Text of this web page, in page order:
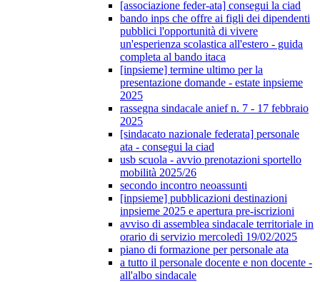
[associazione feder-ata] consegui la ciad
bando inps che offre ai figli dei dipendenti
pubblici l'opportunità di vivere
un'esperienza scolastica all'estero - guida
completa al bando itaca
[inpsieme] termine ultimo per la
presentazione domande - estate inpsieme
2025
rassegna sindacale anief n. 7 - 17 febbraio
2025
[sindacato nazionale federata] personale
ata - consegui la ciad
usb scuola - avvio prenotazioni sportello
mobilità 2025/26
secondo incontro neoassunti
[inpsieme] pubblicazioni destinazioni
inpsieme 2025 e apertura pre-iscrizioni
avviso di assemblea sindacale territoriale in
orario di servizio mercoledì 19/02/2025
piano di formazione per personale ata
a tutto il personale docente e non docente -
all'albo sindacale